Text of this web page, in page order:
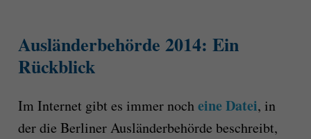
Ausländerbehörde 2014: Ein
Rückblick
Im Internet gibt es immer nocheine Datei, in
der die Berliner Ausländerbehörde beschreibt,